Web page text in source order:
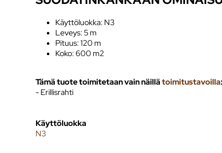
Käyttöluokka: N3
Leveys: 5 m
Pituus: 120 m
Koko: 600 m2
Tämä tuote toimitetaan vain näillätoimitustavoilla:
- Erillisrahti
Käyttöluokka
N3